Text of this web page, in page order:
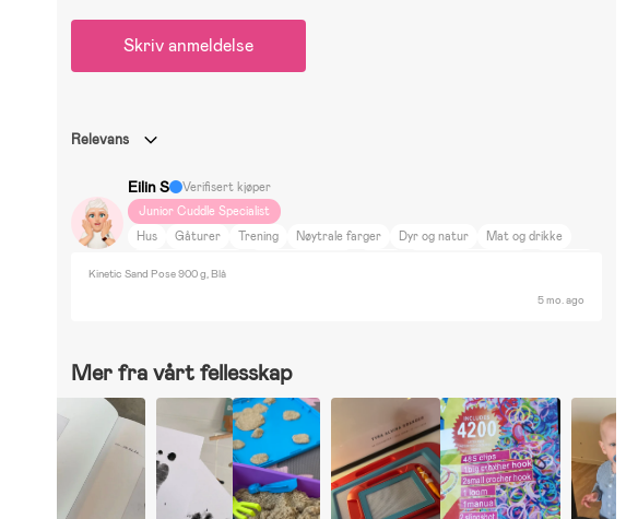
Skriv anmeldelse
Relevans
Eilin S
Verifisert kjøper
Junior Cuddle Specialist
Hus
Gåturer Trening Nøytrale farger Dyr og natur
Mat og drikke
Kinetic Sand Pose 900 g, Blå
5 mo. ago
Mer fra vårt fellesskap